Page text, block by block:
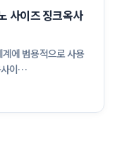
사이즈 징크옥사
에 범용적으로 사용
이